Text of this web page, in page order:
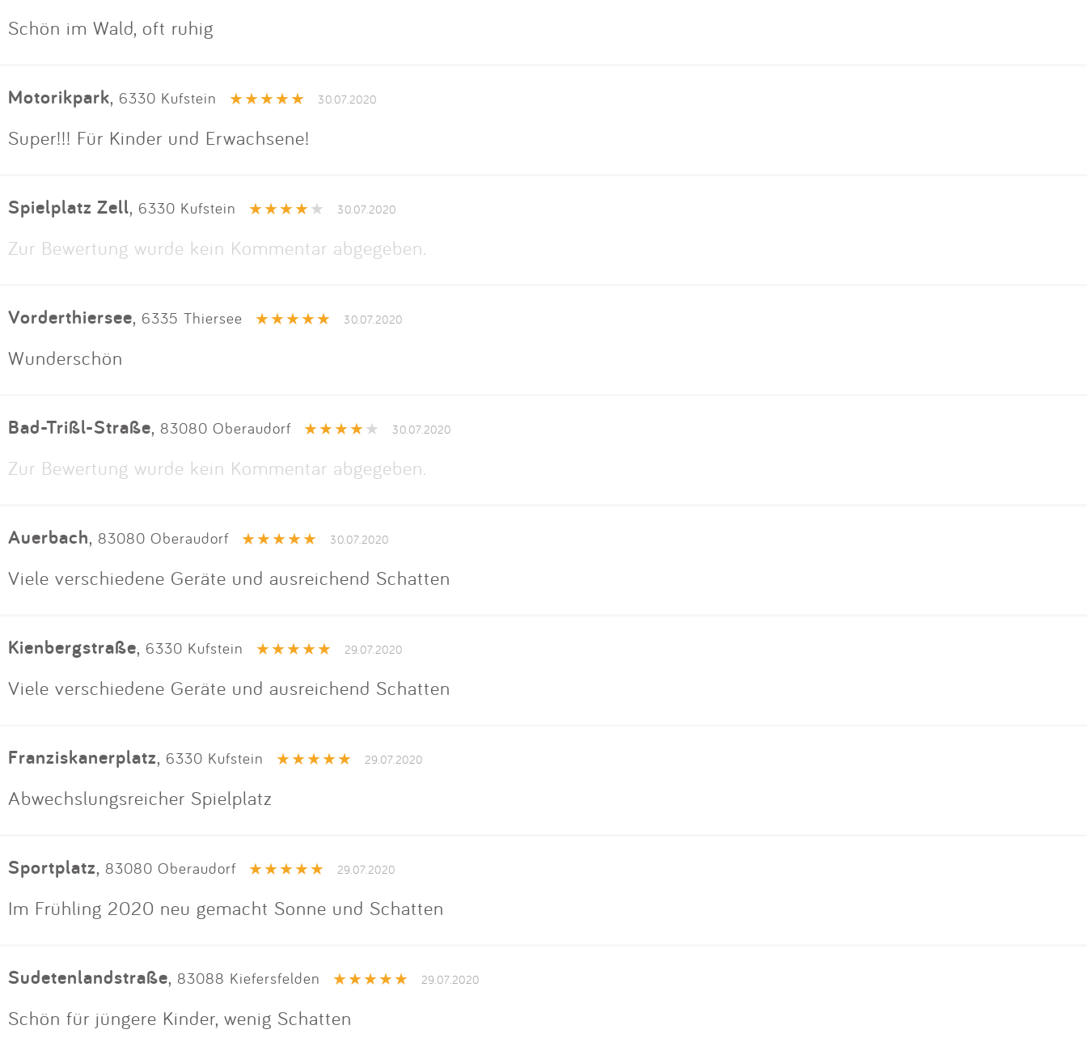
Schön im Wald, oft ruhig
Motorikpark, 6330 Kufstein 30.07.2020
Super!!! Für Kinder und Erwachsene!
Spielplatz Zell, 6330 Kufstein 30.07.2020
Zur Bewertung wurde kein Kommentar abgegeben.
Vorderthiersee, 6335 Thiersee 30.07.2020
Wunderschön
Bad-Trißl-Straße, 83080 Oberaudorf 30.07.2020
Zur Bewertung wurde kein Kommentar abgegeben.
Auerbach, 83080 Oberaudorf 30.07.2020
Viele verschiedene Geräte und ausreichend Schatten
Kienbergstraße, 6330 Kufstein 29.07.2020
Viele verschiedene Geräte und ausreichend Schatten
Franziskanerplatz, 6330 Kufstein 29.07.2020
Abwechslungsreicher Spielplatz
Sportplatz, 83080 Oberaudorf 29.07.2020
Im Frühling 2020 neu gemacht Sonne und Schatten
Sudetenlandstraße, 83088 Kiefersfelden 29.07.2020
Schön für jüngere Kinder, wenig Schatten